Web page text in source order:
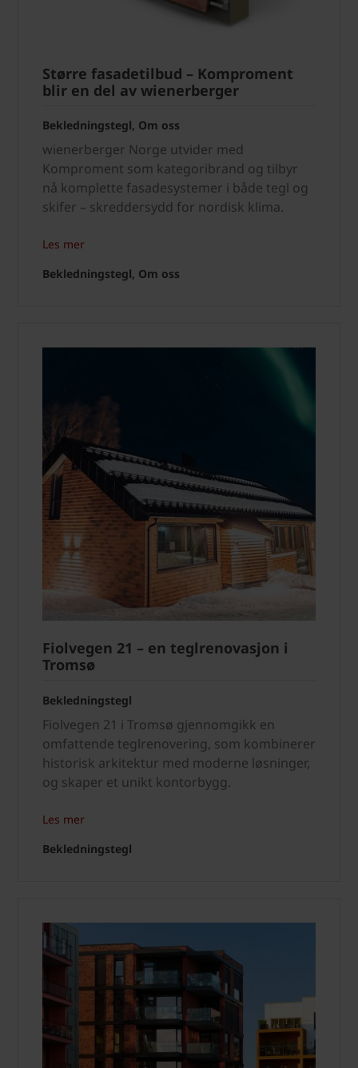
Større fasadetilbud – Komproment
blir en del av wienerberger
Bekledningstegl, Om oss
wienerberger Norge utvider med
Komproment som kategoribrand og tilbyr
nå komplette fasadesystemer i både tegl og
skifer – skreddersydd for nordisk klima.
Les mer
Bekledningstegl, Om oss
Fiolvegen 21 – en teglrenovasjon i
Tromsø
Bekledningstegl
Fiolvegen 21 i Tromsø gjennomgikk en
omfattende teglrenovering, som kombinerer
historisk arkitektur med moderne løsninger,
og skaper et unikt kontorbygg.
Les mer
Bekledningstegl